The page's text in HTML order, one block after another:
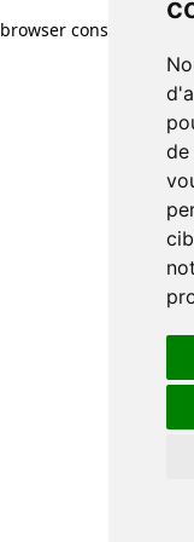
de
browser console for